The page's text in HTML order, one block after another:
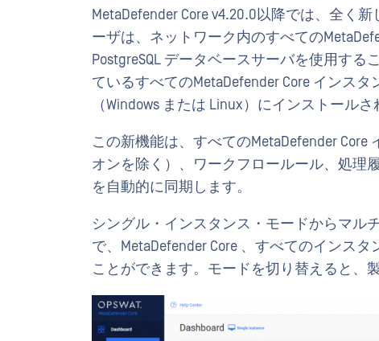
MetaDefender Core v4.20.0以降では、全く
ーザは、ネットワーク内のすべての
PostgreSQL データベースサーバを使用す
ているすべてのMetaDefender Core インス
（Windows または Linux）にインストール
この新機能は、すべてのMetaDefender
オンを除く）、ワークフロールール、処理
を自動的に同期します。
シングル・インスタンス・モードからマル
で、MetaDefender Core 、すべてのインス
ことができます。モードを切り替えると、